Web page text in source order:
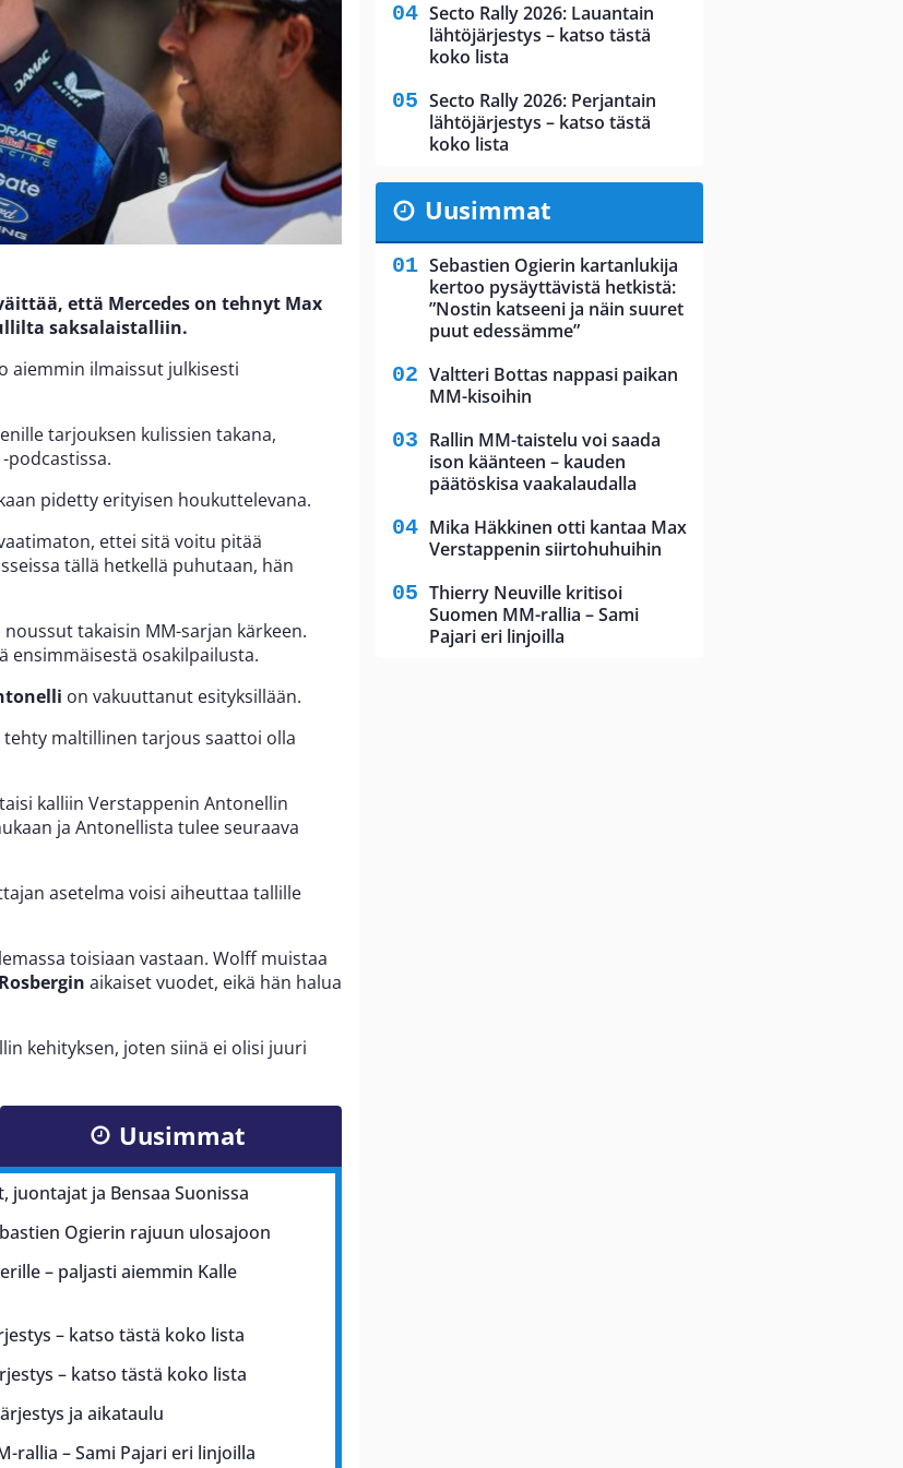
että Mercedes on tehnyt Max
saksalaistalliin.
aiemmin ilmaissut julkisesti
tarjouksen kulissien takana,
-podcastissa.
pidetty erityisen houkuttelevana.
ettei sitä voitu pitää
tällä hetkellä puhutaan, hän
takaisin MM-sarjan kärkeen.
ensimmäisestä osakilpailusta.
on vakuuttanut esityksillään.
maltillinen tarjous saattoi olla
kalliin Verstappenin Antonellin
ja Antonellista tulee seuraava
asetelma voisi aiheuttaa tallille
toisiaan vastaan. Wolff muistaa
aikaiset vuodet, eikä hän halua
kehityksen, joten siinä ei olisi juuri
Uusimmat
juontajat ja Bensaa Suonissa
Ogierin rajuun ulosajoon
– paljasti aiemmin Kalle
– katso tästä koko lista
– katso tästä koko lista
ja aikataulu
rallia – Sami Pajari eri linjoilla
Secto Rally 2026: Lauantain
lähtöjärjestys – katso tästä
koko lista
Secto Rally 2026: Perjantain
lähtöjärjestys – katso tästä
koko lista
Uusimmat
Sebastien Ogierin kartanlukija
kertoo pysäyttävistä hetkistä:
”Nostin katseeni ja näin suuret
puut edessämme”
Valtteri Bottas nappasi paikan
MM-kisoihin
Rallin MM-taistelu voi saada
ison käänteen – kauden
päätöskisa vaakalaudalla
Mika Häkkinen otti kantaa Max
Verstappenin siirtohuhuihin
Thierry Neuville kritisoi
Suomen MM-rallia – Sami
Pajari eri linjoilla